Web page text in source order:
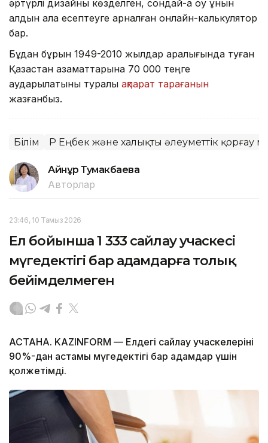
әртүрлі дизайны көзделген, сондай-ақ оқу құнын
алдын ала есептеуге арналған онлайн-калькулятор
бар.
Бұдан бұрын 1949-2010 жылдар аралығында туған
Қазақстан азаматтарына 70 000 теңге
аударылатыны туралы ақпарат тарағанын
жазғанбыз.
Білім ҚР Еңбек және халықты әлеуметтік қорғау
Айнұр Тумакбаева
Авторлар
23:46, 10 Тамыз 2026
Ел бойынша 1 333 сайлау учаскесі
мүгедектігі бар адамдарға толық
бейімделмеген
АСТАНА. KAZINFORM — Елдегі сайлау учаскелерінің
90%-дан астамы мүгедектігі бар адамдар үшін
қолжетімді.